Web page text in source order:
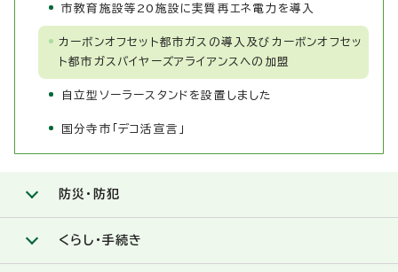
市教育施設等20施設に実質再エネ電力を導入
カーボンオフセット都市ガスの導入及びカーボンオフセッ
ト都市ガスバイヤーズアライアンスへの加盟
自立型ソーラースタンドを設置しました
国分寺市「デコ活宣言」
防災・防犯
くらし・手続き